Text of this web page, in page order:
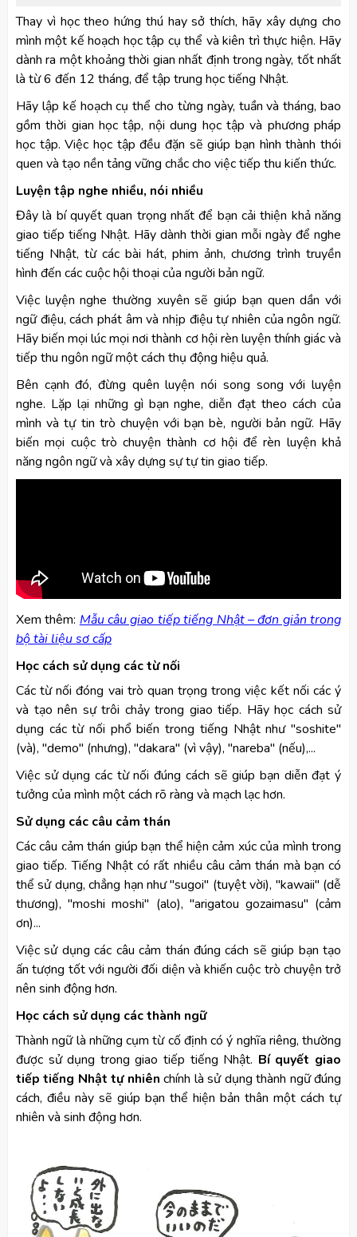
Thay vì học theo hứng thú hay sở thích, hãy xây dựng cho
mình một kế hoạch học tập cụ thể và kiên trì thực hiện. Hãy
dành ra một khoảng thời gian nhất định trong ngày, tốt nhất
là từ 6 đến 12 tháng, để tập trung học tiếng Nhật.
Hãy lập kế hoạch cụ thể cho từng ngày, tuần và tháng, bao
gồm thời gian học tập, nội dung học tập và phương pháp
học tập. Việc học tập đều đặn sẽ giúp bạn hình thành thói
quen và tạo nền tảng vững chắc cho việc tiếp thu kiến thức.
Luyện tập nghe nhiều, nói nhiều
Đây là bí quyết quan trọng nhất để bạn cải thiện khả năng
giao tiếp tiếng Nhật. Hãy dành thời gian mỗi ngày để nghe
tiếng Nhật, từ các bài hát, phim ảnh, chương trình truyền
hình đến các cuộc hội thoại của người bản ngữ.
Việc luyện nghe thường xuyên sẽ giúp bạn quen dần với
ngữ điệu, cách phát âm và nhịp điệu tự nhiên của ngôn ngữ.
Hãy biến mọi lúc mọi nơi thành cơ hội rèn luyện thính giác và
tiếp thu ngôn ngữ một cách thụ động hiệu quả.
Bên cạnh đó, đừng quên luyện nói song song với luyện
nghe. Lặp lại những gì bạn nghe, diễn đạt theo cách của
mình và tự tin trò chuyện với bạn bè, người bản ngữ. Hãy
biến mọi cuộc trò chuyện thành cơ hội để rèn luyện khả
năng ngôn ngữ và xây dựng sự tự tin giao tiếp.
Xem thêm: Mẫu câu giao tiếp tiếng Nhật – đơn giản trong
bộ tài liệu sơ cấp
Học cách sử dụng các từ nối
Các từ nối đóng vai trò quan trọng trong việc kết nối các ý
và tạo nên sự trôi chảy trong giao tiếp. Hãy học cách sử
dụng các từ nối phổ biến trong tiếng Nhật như "soshite"
(và), "demo" (nhưng), "dakara" (vì vậy), "nareba" (nếu),...
Việc sử dụng các từ nối đúng cách sẽ giúp bạn diễn đạt ý
tưởng của mình một cách rõ ràng và mạch lạc hơn.
Sử dụng các câu cảm thán
Các câu cảm thán giúp bạn thể hiện cảm xúc của mình trong
giao tiếp. Tiếng Nhật có rất nhiều câu cảm thán mà bạn có
thể sử dụng, chẳng hạn như "sugoi" (tuyệt vời), "kawaii" (dễ
thương), "moshi moshi" (alo), "arigatou gozaimasu" (cảm
ơn)...
Việc sử dụng các câu cảm thán đúng cách sẽ giúp bạn tạo
ấn tượng tốt với người đối diện và khiến cuộc trò chuyện trở
nên sinh động hơn.
Học cách sử dụng các thành ngữ
Thành ngữ là những cụm từ cố định có ý nghĩa riêng, thường
được sử dụng trong giao tiếp tiếng Nhật. Bí quyết giao
tiếp tiếng Nhật tự nhiên chính là sử dụng thành ngữ đúng
cách, điều này sẽ giúp bạn thể hiện bản thân một cách tự
nhiên và sinh động hơn.